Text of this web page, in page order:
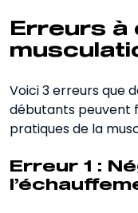
Erreurs à
Voici 3 erreurs que
débutants peuvent
pratiques de la
Erreur 1 :